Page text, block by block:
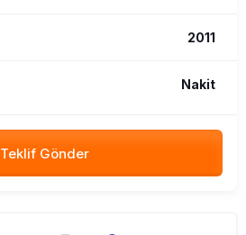
2011
Nakit
Teklif Gönder